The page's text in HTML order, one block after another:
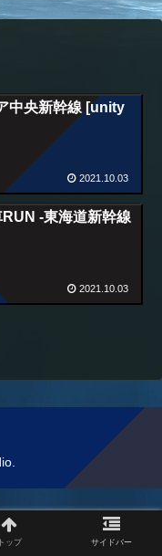
中央新幹線 [unity
2021.10.03
-東海道新幹線
2021.10.03
トップ サイドバー